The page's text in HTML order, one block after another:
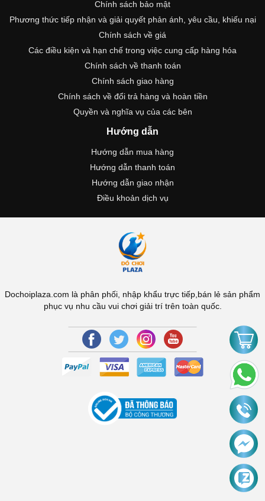
Chính sách bảo mật
Phương thức tiếp nhận và giải quyết phản ánh, yêu cầu, khiếu nại
Chính sách về giá
Các điều kiện và hạn chế trong việc cung cấp hàng hóa
Chính sách về thanh toán
Chính sách giao hàng
Chính sách về đổi trả hàng và hoàn tiền
Quyền và nghĩa vụ của các bên
Hướng dẫn
Hướng dẫn mua hàng
Hướng dẫn thanh toán
Hướng dẫn giao nhận
Điều khoản dịch vụ
Dochoiplaza.com là phân phối, nhập khẩu trực tiếp,bán lẻ sản phẩm
phục vụ nhu cầu vui chơi giải trí trên toàn quốc.